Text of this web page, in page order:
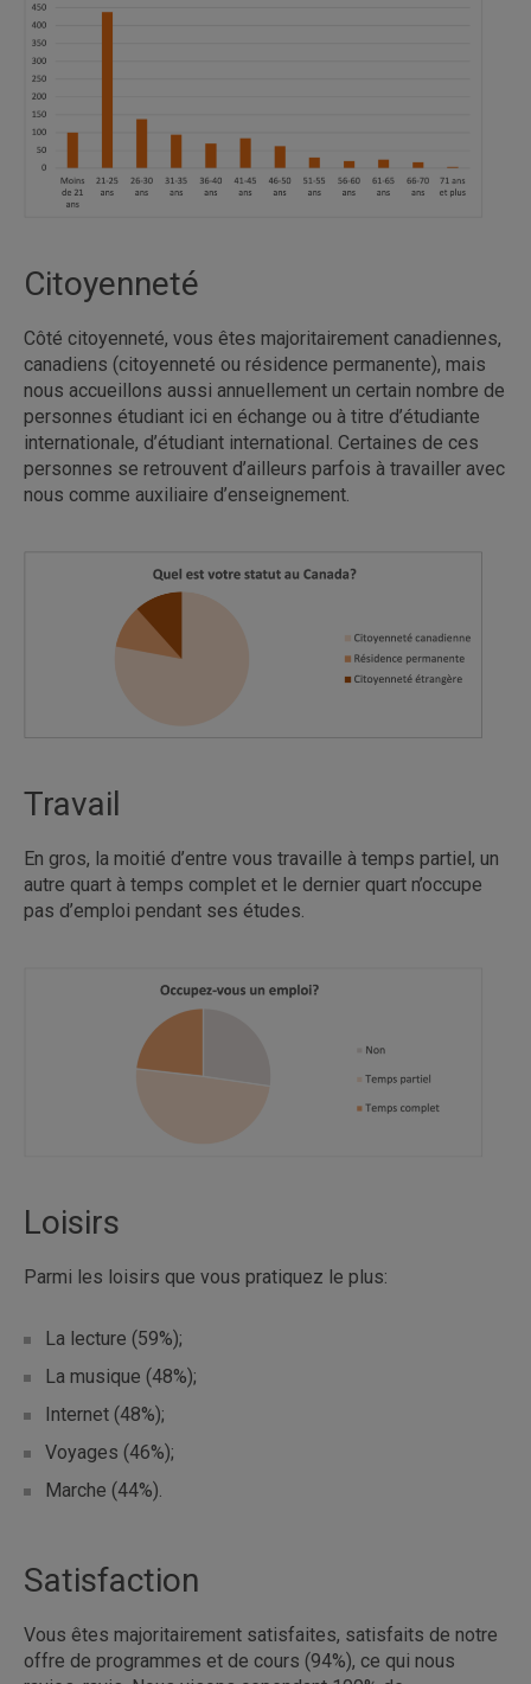
Citoyenneté
Côté citoyenneté, vous êtes majoritairement canadiennes,
canadiens (citoyenneté ou résidence permanente), mais
nous accueillons aussi annuellement un certain nombre de
personnes étudiant ici en échange ou à titre d’étudiante
internationale, d’étudiant international. Certaines de ces
personnes se retrouvent d’ailleurs parfois à travailler avec
nous comme auxiliaire d’enseignement.
Travail
En gros, la moitié d’entre vous travaille à temps partiel, un
autre quart à temps complet et le dernier quart n’occupe
pas d’emploi pendant ses études.
Loisirs
Parmi les loisirs que vous pratiquez le plus:
La lecture (59%);
La musique (48%);
Internet (48%);
Voyages (46%);
Marche (44%).
Satisfaction
Vous êtes majoritairement satisfaites, satisfaits de notre
offre de programmes et de cours (94%), ce qui nous